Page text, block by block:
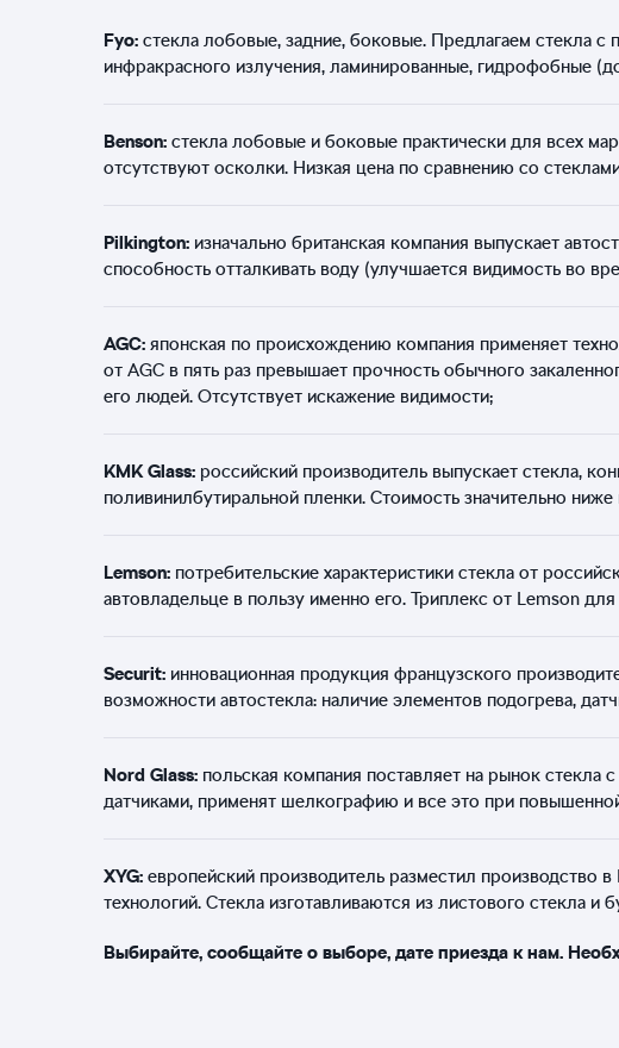
Fyo: стекла лобовые, задние, боковые. Предлагаем стекла
инфракрасного излучения, ламинированные, гидрофобные
Benson: стекла лобовые и боковые практически для всех
отсутствуют осколки. Низкая цена по сравнению со
Pilkington: изначально британская компания выпускает
способность отталкивать воду (улучшается видимость во
AGC: японская по происхождению компания применяет
от AGC в пять раз превышает прочность обычного
его людей. Отсутствует искажение видимости;
KMK Glass: российский производитель выпускает стекла,
поливинилбутиральной пленки. Стоимость значительно
Lemson: потребительские характеристики стекла от
автовладельце в пользу именно его. Триплекс от Lemson
Securit: инновационная продукция французского
возможности автостекла: наличие элементов подогрева,
Nord Glass: польская компания поставляет на рынок
датчиками, применят шелкографию и все это при
XYG: европейский производитель разместил производство
технологий. Стекла изготавливаются из листового стекла
Выбирайте, сообщайте о выборе, дате приезда к нам.